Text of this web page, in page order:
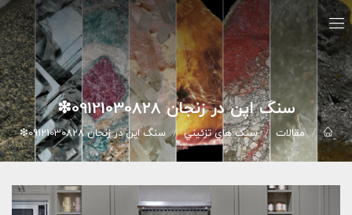
سنگ اپن در زنجان 09121030828❇
مقالات سنگ هاي تزئيني سنگ اپن در زنجان 09121030828❇